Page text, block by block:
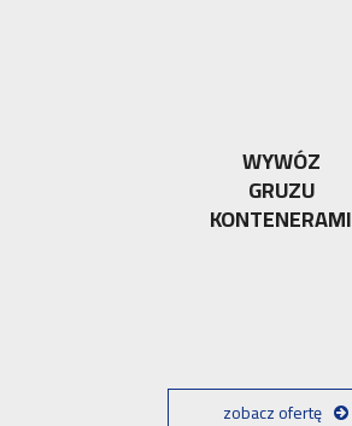
WYWÓZ
GRUZU
KONTENERAMI
zobacz ofertę